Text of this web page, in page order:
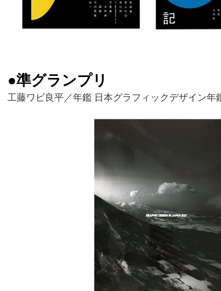
●準グランプリ
工藤ワビ良平／年鑑 日本グラフィックデザイン年